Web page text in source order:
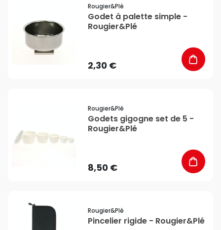
Rougier&plé
Godet à palette simple -
Rougier&Plé
2,30 €
Rougier&plé
Godets gigogne set de 5 -
Rougier&Plé
8,50 €
Rougier&plé
Pincelier rigide - Rougier&Plé